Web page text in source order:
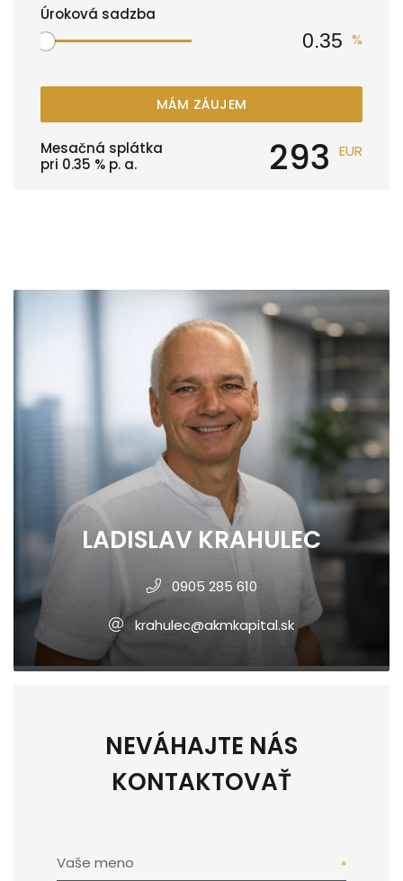
Úroková sadzba
%
MÁM ZÁUJEM
Mesačná splátka
pri 0.35 % p. a. 293 EUR
LADISLAV KRAHULEC
0905 285 610
krahulec@akmkapital.sk
NEVÁHAJTE NÁS
KONTAKTOVAŤ
Vaše meno